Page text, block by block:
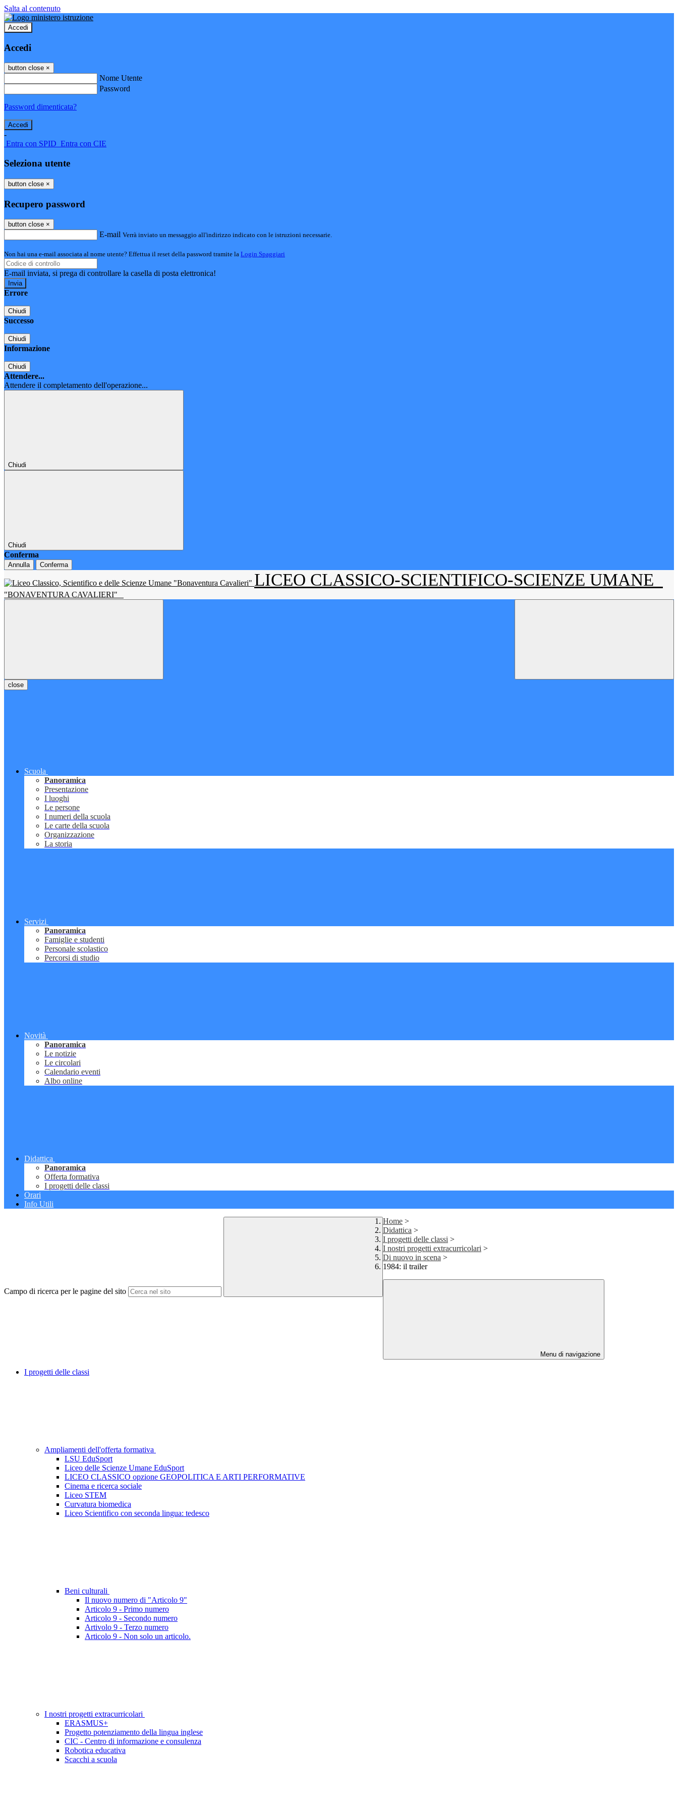
Salta al contenuto
Accedi
Accedi
button close ×
Nome Utente
Password
Password dimenticata?
-
Entra con SPID Entra con CIE
Seleziona utente
button close ×
Recupero password
button close ×
E-mail Verrà inviato un messaggio all'indirizzo indicato con le istruzioni necessarie.
Non hai una e-mail associata al nome utente? Effettua il reset della password tramite la Login Spaggiari
E-mail inviata, si prega di controllare la casella di posta elettronica!
Errore
Chiudi
Successo
Chiudi
Informazione
Chiudi
Attendere...
Attendere il completamento dell'operazione...
Chiudi
Chiudi
Conferma
Annulla Conferma
LICEO CLASSICO-SCIENTIFICO-SCIENZE UMANE
"BONAVENTURA CAVALIERI"
close
Scuola
Panoramica
Presentazione
I luoghi
Le persone
I numeri della scuola
Le carte della scuola
Organizzazione
La storia
Servizi
Panoramica
Famiglie e studenti
Personale scolastico
Percorsi di studio
Novità
Panoramica
Le notizie
Le circolari
Calendario eventi
Albo online
Didattica
Panoramica
Offerta formativa
I progetti delle classi
Orari
Info Utili
Campo di ricerca per le pagine del sito
Home >
Didattica >
I progetti delle classi >
I nostri progetti extracurricolari >
Di nuovo in scena >
1984: il trailer
Menu di navigazione
I progetti delle classi
Ampliamenti dell'offerta formativa
LSU EduSport
Liceo delle Scienze Umane EduSport
LICEO CLASSICO opzione GEOPOLITICA E ARTI PERFORMATIVE
Cinema e ricerca sociale
Liceo STEM
Curvatura biomedica
Liceo Scientifico con seconda lingua: tedesco
Beni culturali
Il nuovo numero di "Articolo 9"
Articolo 9 - Primo numero
Articolo 9 - Secondo numero
Artivolo 9 - Terzo numero
Articolo 9 - Non solo un articolo.
I nostri progetti extracurricolari
ERASMUS+
Progetto potenziamento della lingua inglese
CIC - Centro di informazione e consulenza
Robotica educativa
Scacchi a scuola